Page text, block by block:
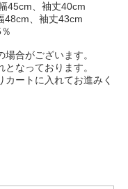
45cm、袖丈40cm
48cm、袖丈43cm
合がございます。
なっております。
ートに入れてお進みく